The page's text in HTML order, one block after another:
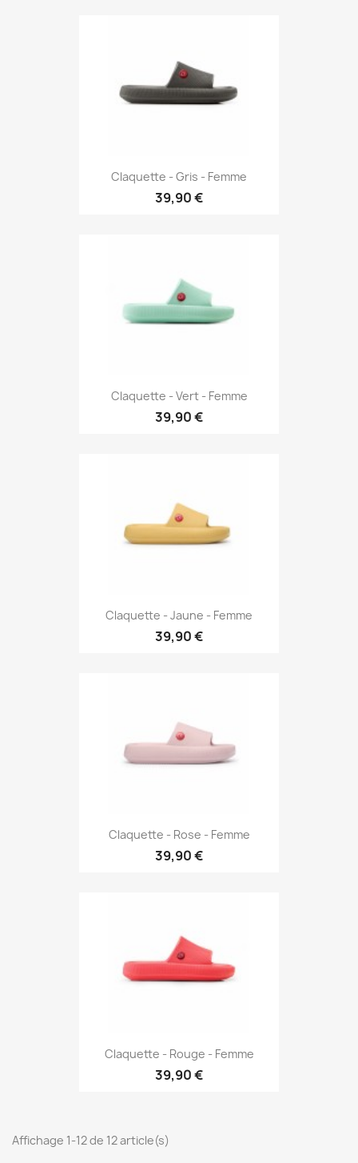
Claquette - Gris - Femme
39,90 €
Claquette - Vert - Femme
39,90 €
Claquette - Jaune - Femme
39,90 €
Claquette - Rose - Femme
39,90 €
Claquette - Rouge - Femme
39,90 €
Affichage 1-12 de 12 article(s)